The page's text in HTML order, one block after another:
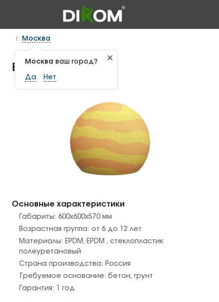
г. Москва
Москва ваш город?
Да Нет
Венера ГЕО-1.41
Основные характеристики
Габариты: 600х600х570 мм
Возрастная группа: от 6 до 12 лет
Материалы: EPDM, EPDM , стеклопластик
полеуретановый
Страна производства: Россия
Требуемое основание: бетон, грунт
Гарантия:
1 год